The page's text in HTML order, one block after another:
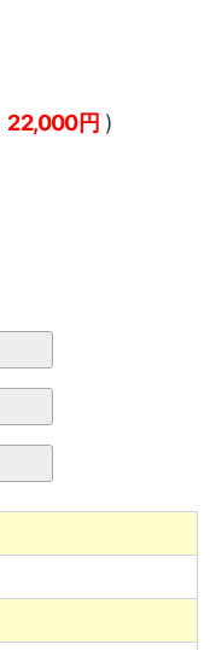
22,000円 )